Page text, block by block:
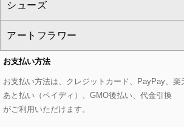
eur3
Maison de CINQ
タンクトップ・キャミソール
スウェット・ジャージー
その他のトップス
その他のパンツ
その他のスカート
セットアップジャケット
セットアップパンツ
セットアップスカート
セットアップワンピース
ダッフルコート
チェスターコート
モッズコート
ステンカラーコート
ストール・マフラー・スヌード
ベルト・サスペンダー
帽子
ヘアアクセサリー
ネックレス
ピアス・イヤリング
ブレスレット・バングル
ブローチ・コサージュ
すべてのバッグ
トートバッグ
ショルダーバッグ
ボストンバッグ
シューズ
すべてのシューズ
パンプス
スニーカー
アートフラワー
すべてのアートフラワー
ローズ
お支払い方法
お支払い方法は、クレジットカード、PayPay、楽
あと払い（ペイディ）、GMO後払い、代金引換
がご利用いただけます。